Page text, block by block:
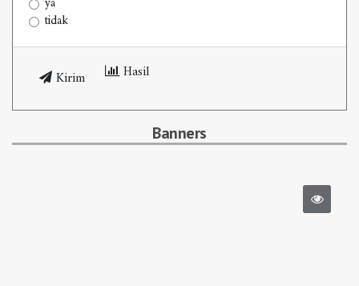
tidak
Kirim Hasil
Banners